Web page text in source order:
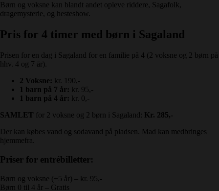
Børn og voksne kan blandt andet opleve riddere, Sagafolk,
dragemysterie, og hesteshow.
Pris for 4 timer med børn i Sagaland
Prisen for en dag i Sagaland for en familie på 4 (2 voksne og 2 børn på
hhv. 4 og 7 år).
2 Voksne: kr. 190,-
1 barn på 7 år: kr. 95,-
1 barn på 4 år: kr. 0,-
SAMLET for 2 voksne og 2 børn i Sagaland: Kr. 285,-
Der kan købes vand og sodavand på pladsen. Mad kan medbringes
hjemmefra.
Priser for entrébilletter:
Børn og voksne (+5 år) – kr. 95,-
Børn 0 til 4 år – Gratis